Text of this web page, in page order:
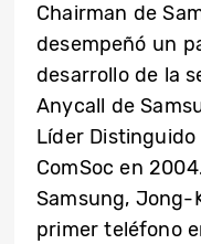
Chairman de
desempeñó un
desarrollo de la
Anycall de
Líder
ComSoc en
Samsung, Jong-
primer teléfono